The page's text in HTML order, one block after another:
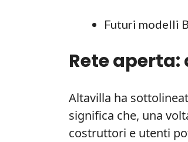
Futuri modelli
Rete
Altavilla ha
significa che, una
costruttori e utenti